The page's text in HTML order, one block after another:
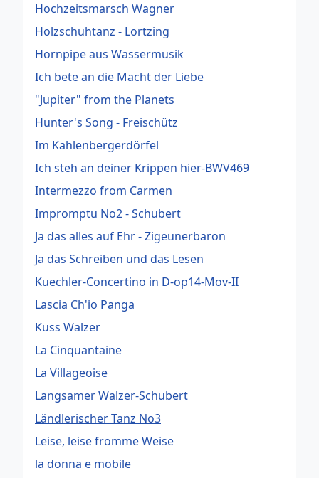
Hochzeitsmarsch Wagner
Holzschuhtanz - Lortzing
Hornpipe aus Wassermusik
Ich bete an die Macht der Liebe
"Jupiter" from the Planets
Hunter's Song - Freischütz
Im Kahlenbergerdörfel
Ich steh an deiner Krippen hier-BWV469
Intermezzo from Carmen
Impromptu No2 - Schubert
Ja das alles auf Ehr - Zigeunerbaron
Ja das Schreiben und das Lesen
Kuechler-Concertino in D-op14-Mov-II
Lascia Ch'io Panga
Kuss Walzer
La Cinquantaine
La Villageoise
Langsamer Walzer-Schubert
Ländlerischer Tanz No3
Leise, leise fromme Weise
la donna e mobile